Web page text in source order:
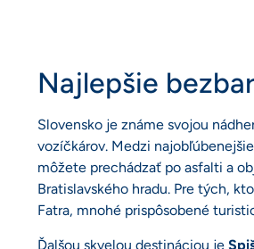
Najlepšie
Slovensko je známe svojou
vozíčkárov. Medzi
môžete prechádzať po asfalti a
Bratislavského hradu. Pre tých,
Fatra, mnohé prispôsobené
Ďalšou skvelou destináciou je